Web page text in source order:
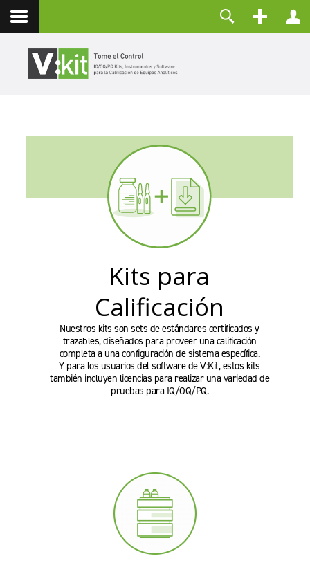
Contacto
Contraseña
¿Olvidó su contraseña?
¿Recordar su usuario?
Crear una cuenta
Kits para
Calificación
Nuestros kits son sets de estándares certificados y
trazables, diseñados para proveer una calificación
completa a una configuración de sistema específica.
Y para los usuarios del software de V:Kit, estos kits
también incluyen licencias para realizar una variedad de
pruebas para IQ/OQ/PQ.